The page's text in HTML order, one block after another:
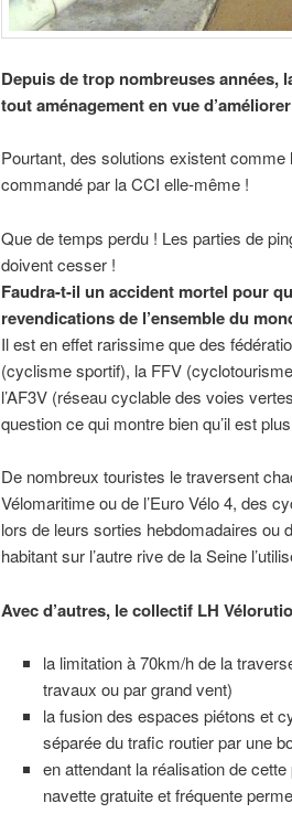
Depuis de trop nombreuses années,
tout aménagement en vue
Pourtant, des solutions existent comme
commandé par la CCI elle-même !
Que de temps perdu ! Les parties de
doivent cesser !
Faudra-t-il un accident mortel pour
revendications de l’ensemble du
Il est en effet rarissime que des
(cyclisme sportif), la FFV
l’AF3V (réseau cyclable des voies
question ce qui montre bien qu’il est
De nombreux touristes le traversent
Vélomaritime ou de l’Euro Vélo 4, des
lors de leurs sorties hebdomadaires ou
habitant sur l’autre rive de la Seine
Avec d’autres, le collectif LH
la limitation à 70km/h de la
travaux ou par grand vent)
la fusion des espaces piétons et
séparée du trafic routier par une
en attendant la réalisation de
navette gratuite et fréquente